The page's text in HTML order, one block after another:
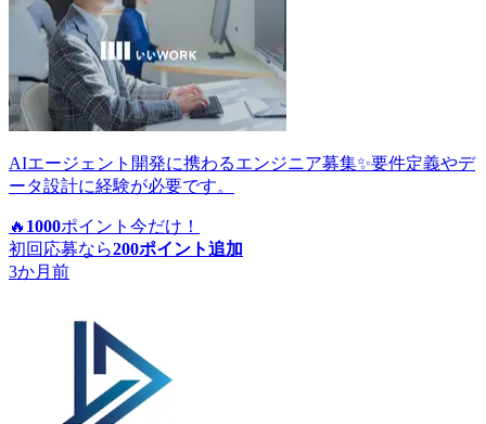
AIエージェント開発に携わるエンジニア募集✨要件定義やデ
ータ設計に経験が必要です。
🔥 1000ポイント 今だけ！
初回応募なら200ポイント追加
3か月前